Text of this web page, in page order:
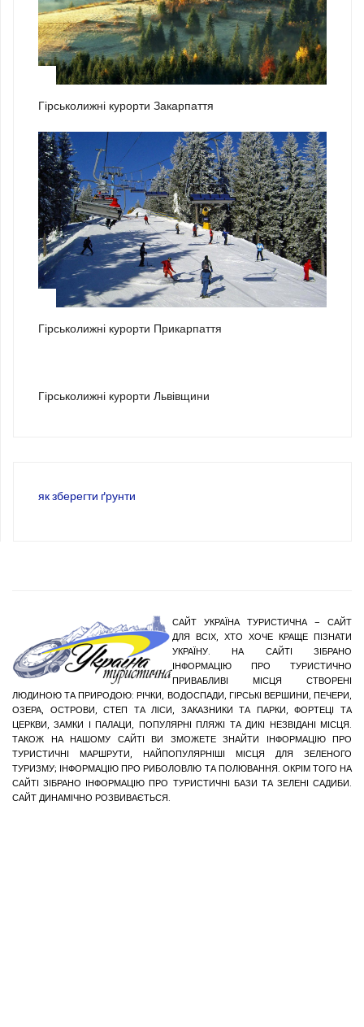
Гірськолижні курорти Закарпаття
Гірськолижні курорти Прикарпаття
Гірськолижні курорти Львівщини
як зберегти ґрунти
САЙТ УКРАЇНА ТУРИСТИЧНА – САЙТ
ДЛЯ ВСІХ, ХТО ХОЧЕ КРАЩЕ ПІЗНАТИ
УКРАЇНУ. НА САЙТІ ЗІБРАНО
ІНФОРМАЦІЮ ПРО ТУРИСТИЧНО
ПРИВАБЛИВІ МІСЦЯ СТВОРЕНІ
ЛЮДИНОЮ ТА ПРИРОДОЮ: РІЧКИ, ВОДОСПАДИ, ГІРСЬКІ ВЕРШИНИ, ПЕЧЕРИ,
ОЗЕРА, ОСТРОВИ, СТЕП ТА ЛІСИ, ЗАКАЗНИКИ ТА ПАРКИ, ФОРТЕЦІ ТА
ЦЕРКВИ, ЗАМКИ І ПАЛАЦИ, ПОПУЛЯРНІ ПЛЯЖІ ТА ДИКІ НЕЗВІДАНІ МІСЦЯ.
ТАКОЖ НА НАШОМУ САЙТІ ВИ ЗМОЖЕТЕ ЗНАЙТИ ІНФОРМАЦІЮ ПРО
ТУРИСТИЧНІ МАРШРУТИ, НАЙПОПУЛЯРНІШІ МІСЦЯ ДЛЯ ЗЕЛЕНОГО
ТУРИЗМУ; ІНФОРМАЦІЮ ПРО РИБОЛОВЛЮ ТА ПОЛЮВАННЯ. ОКРІМ ТОГО НА
САЙТІ ЗІБРАНО ІНФОРМАЦІЮ ПРО ТУРИСТИЧНІ БАЗИ ТА ЗЕЛЕНІ САДИБИ.
САЙТ ДИНАМІЧНО РОЗВИВАЄТЬСЯ.